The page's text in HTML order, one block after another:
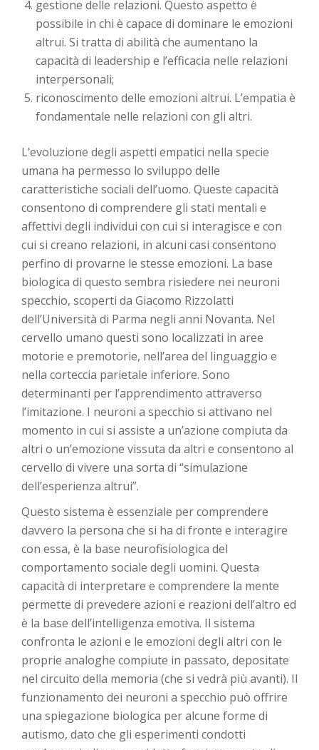
gestione delle relazioni. Questo aspetto è
possibile in chi è capace di dominare le emozioni
altrui. Si tratta di abilità che aumentano la
capacità di leadership e l’efficacia nelle relazioni
interpersonali;
riconoscimento delle emozioni altrui. L’empatia è
fondamentale nelle relazioni con gli altri.
L’evoluzione degli aspetti empatici nella specie
umana ha permesso lo sviluppo delle
caratteristiche sociali dell’uomo. Queste capacità
consentono di comprendere gli stati mentali e
affettivi degli individui con cui si interagisce e con
cui si creano relazioni, in alcuni casi consentono
perfino di provarne le stesse emozioni. La base
biologica di questo sembra risiedere nei neuroni
specchio, scoperti da Giacomo Rizzolatti
dell’Università di Parma negli anni Novanta. Nel
cervello umano questi sono localizzati in aree
motorie e premotorie, nell’area del linguaggio e
nella corteccia parietale inferiore. Sono
determinanti per l’apprendimento attraverso
l’imitazione. I neuroni a specchio si attivano nel
momento in cui si assiste a un’azione compiuta da
altri o un’emozione vissuta da altri e consentono al
cervello di vivere una sorta di “simulazione
dell’esperienza altrui”.
Questo sistema è essenziale per comprendere
davvero la persona che si ha di fronte e interagire
con essa, è la base neurofisiologica del
comportamento sociale degli uomini. Questa
capacità di interpretare e comprendere la mente
permette di prevedere azioni e reazioni dell’altro ed
è la base dell’intelligenza emotiva. Il sistema
confronta le azioni e le emozioni degli altri con le
proprie analoghe compiute in passato, depositate
nel circuito della memoria (che si vedrà più avanti). Il
funzionamento dei neuroni a specchio può offrire
una spiegazione biologica per alcune forme di
autismo, dato che gli esperimenti condotti